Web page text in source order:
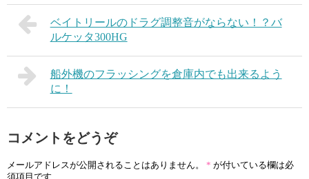
ベイトリールのドラグ調整音がならない！？バ
ルケッタ300HG
船外機のフラッシングを倉庫内でも出来るよう
に！
コメントをどうぞ
メールアドレスが公開されることはありません。 * が付いている欄は必
須項目です